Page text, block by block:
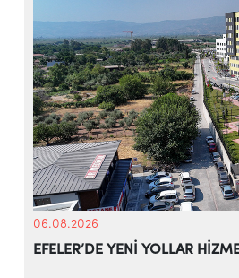
06.08.2026
EFELER’DE YENİ YOLLAR